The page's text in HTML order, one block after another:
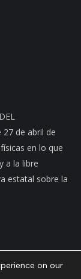
27 de abril de
en lo que
a la libre
estatal sobre la
on our